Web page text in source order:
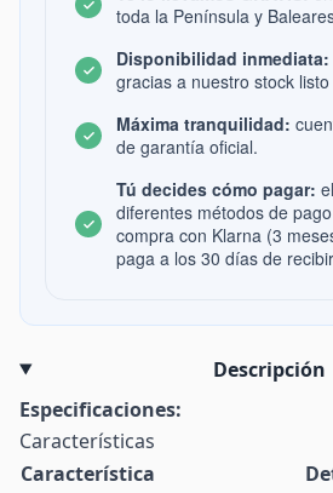
toda la Península y
Disponibilidad inmediata:
gracias a nuestro stock
Máxima tranquilidad:
de garantía oficial.
Tú decides cómo pagar:
diferentes métodos de
compra con Klarna (3
paga a los 30 días de
Descripción
Especificaciones:
Características
Característica